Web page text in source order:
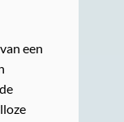
een